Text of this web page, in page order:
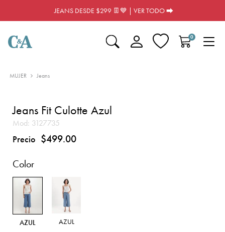
JEANS DESDE $299 👖💙 | VER TODO ⮕
0
MUJER Jeans
Jeans Fit Culotte Azul
Mod: 3127735
Precio $499.00
Color
AZUL AZUL